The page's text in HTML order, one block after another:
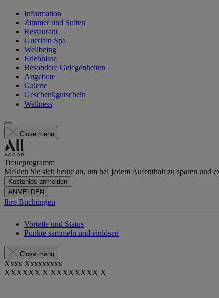
Information
Zimmer und Suiten
Restaurant
Guerlain Spa
Wellbeing
Erlebnisse
Besondere Gelegenheiten
Angebote
Galerie
Geschenkgutschein
Wellness
Close menu
Treueprogramm
Melden Sie sich heute an, um bei jedem Aufenthalt zu sparen und
Kostenlos anmelden
ANMELDEN
Ihre Buchungen
Vorteile und Status
Punkte sammeln und einlösen
Close menu
Xxxx Xxxxxxxxx
XXXXXX X XXXXXXXX X